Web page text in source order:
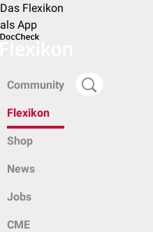
Das Flexikon
als App
Community
Flexikon
Shop
News
Jobs
CME